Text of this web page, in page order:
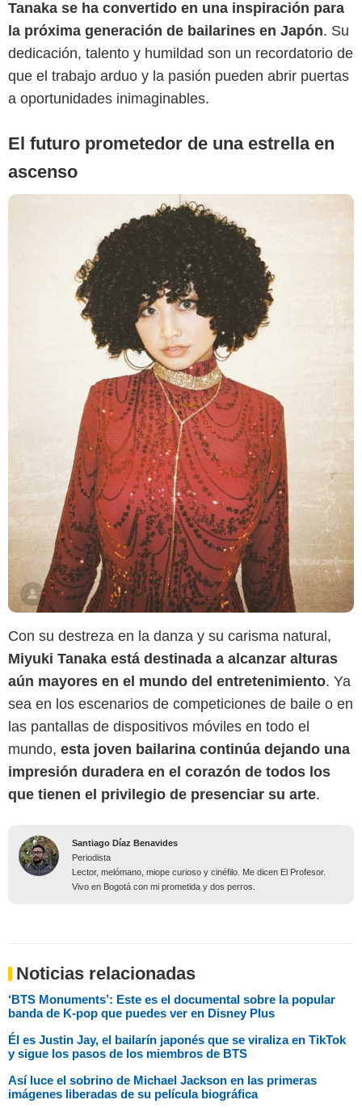
Tanaka se ha convertido en una inspiración para
la próxima generación de bailarines en Japón. Su
dedicación, talento y humildad son un recordatorio de
que el trabajo arduo y la pasión pueden abrir puertas
a oportunidades inimaginables.
El futuro prometedor de una estrella en
ascenso
Con su destreza en la danza y su carisma natural,
Miyuki Tanaka está destinada a alcanzar alturas
aún mayores en el mundo del entretenimiento. Ya
sea en los escenarios de competiciones de baile o en
las pantallas de dispositivos móviles en todo el
mundo, esta joven bailarina continúa dejando una
impresión duradera en el corazón de todos los
que tienen el privilegio de presenciar su arte.
Santiago Díaz Benavides
Periodista
Lector, melómano, miope curioso y cinéfilo. Me dicen El Profesor.
Vivo en Bogotá con mi prometida y dos perros.
Noticias relacionadas
‘BTS Monuments’: Este es el documental sobre la popular
banda de K-pop que puedes ver en Disney Plus
Él es Justin Jay, el bailarín japonés que se viraliza en TikTok
y sigue los pasos de los miembros de BTS
Así luce el sobrino de Michael Jackson en las primeras
imágenes liberadas de su película biográfica